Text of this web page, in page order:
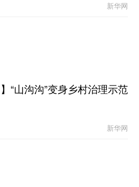
新华网
】“山沟沟”变身乡村治理示范
新华网